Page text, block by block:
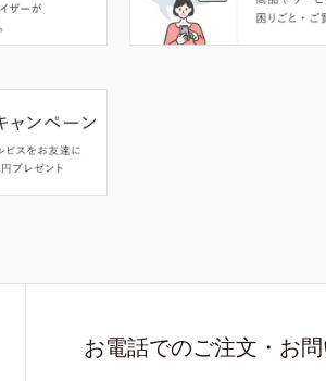
お電話でのご注文・お